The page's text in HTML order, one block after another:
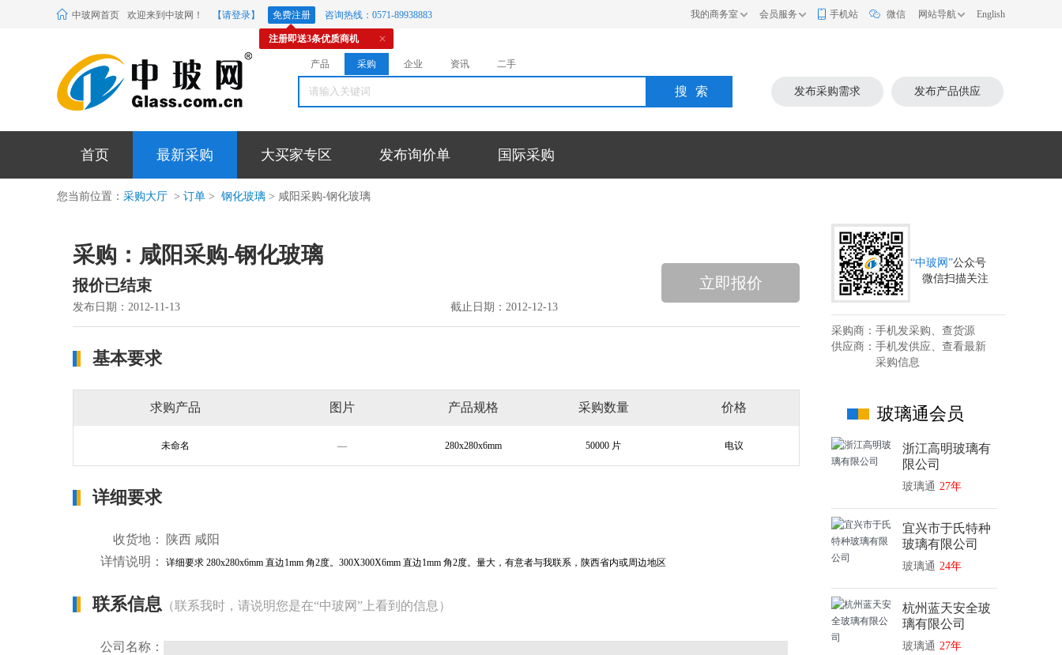
中玻网首页 欢迎来到中玻网！ 【请登录】 免费注册 咨询热线：0571-89938883
注册即送3条优质商机
我的商务室 会员服务 手机站 微信 网站导航 English
产品 采购 企业 资讯 二手
搜索 发布采购需求 发布产品供应
首页 最新采购 大买家专区 发布询价单 国际采购
您当前位置： 采购大厅 > 订单 > 钢化玻璃 > 咸阳采购-钢化玻璃
采购：咸阳采购-钢化玻璃
报价已结束
发布日期：2012-11-13 截止日期：2012-12-13
立即报价
基本要求
求购产品 图片 产品规格 采购数量 价格
未命名 — 280x280x6mm 50000 片 电议
详细要求
收货地：
陕西 咸阳
详情说明：
详细要求 280x280x6mm 直边1mm 角2度。300X300X6mm 直边1mm 角2度。量大，有意者与我联系，陕西省内或周边地区
联系信息 （联系我时，请说明您是在“中玻网”上看到的信息）
公司名称：
“中玻网”公众号
微信扫描关注
采购商：手机发采购、查货源
供应商：手机发供应、查看最新
采购信息
玻璃通会员
浙江高明玻璃有
限公司
玻璃通 27年
宜兴市于氏特种
玻璃有限公司
玻璃通 24年
杭州蓝天安全玻
璃有限公司
玻璃通 27年